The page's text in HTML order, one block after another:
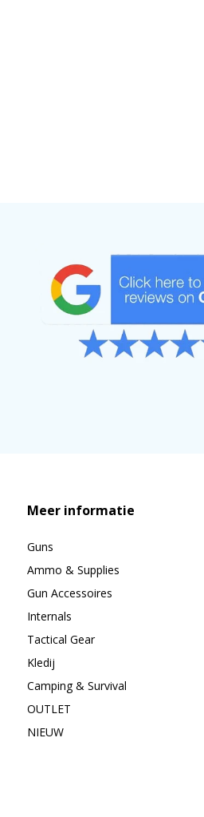
Meer informatie
Guns
Ammo & Supplies
Gun Accessoires
Internals
Tactical Gear
Kledij
Camping & Survival
OUTLET
NIEUW